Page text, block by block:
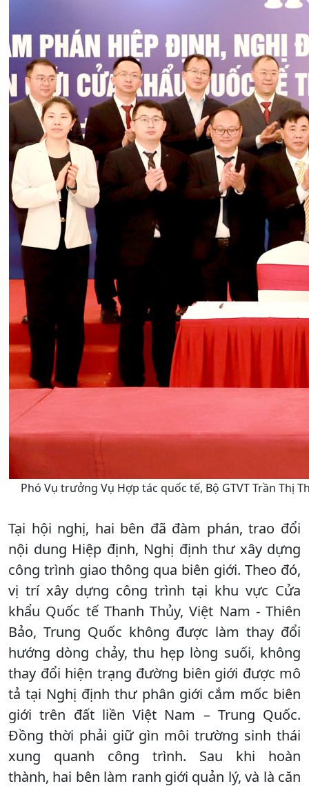
Phó Vụ trưởng Vụ Hợp tác quốc tế, Bộ GTVT Trần Thị
Tại hội nghị, hai bên đã đàm phán, trao đổi
nội dung Hiệp định, Nghị định thư xây dựng
công trình giao thông qua biên giới. Theo đó,
vị trí xây dựng công trình tại khu vực Cửa
khẩu Quốc tế Thanh Thủy, Việt Nam - Thiên
Bảo, Trung Quốc không được làm thay đổi
hướng dòng chảy, thu hẹp lòng suối, không
thay đổi hiện trạng đường biên giới được mô
tả tại Nghị định thư phân giới cắm mốc biên
giới trên đất liền Việt Nam – Trung Quốc.
Đồng thời phải giữ gìn môi trường sinh thái
xung quanh công trình. Sau khi hoàn
thành, hai bên làm ranh giới quản lý, và là căn